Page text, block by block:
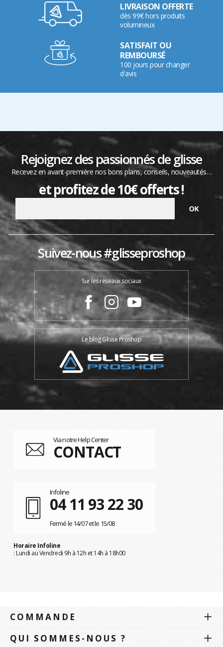
LIVRAISON OFFERTE
dès 99€ hors produits
volumineux
SATISFAIT OU
REMBOURSÉ
100 jours pour changer
d'avis
Rejoignez des passionnés de glisse
Recevez en avant-première nos bons plans, conseils, nouveautés…
et profitez de 10€ offerts !
Suivez-nous #glisseproshop
Sur les réseaux sociaux
Le blog Glisse Proshop
Via notre Help Center
CONTACT
Infoline
04 11 93 22 30
Fermé le 14/07 et le 15/08
Horaire Infoline
: Lundi au Vendredi 9h à 12h et 14h à 18h00
COMMANDE
QUI SOMMES-NOUS ?